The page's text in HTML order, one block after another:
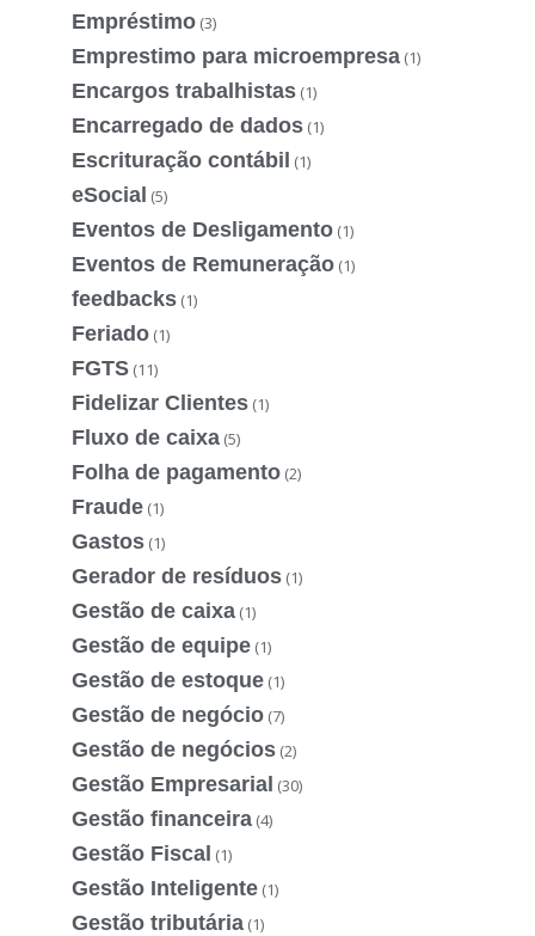
Empréstimo (3)
Emprestimo para microempresa (1)
Encargos trabalhistas (1)
Encarregado de dados (1)
Escrituração contábil (1)
eSocial (5)
Eventos de Desligamento (1)
Eventos de Remuneração (1)
feedbacks (1)
Feriado (1)
FGTS (11)
Fidelizar Clientes (1)
Fluxo de caixa (5)
Folha de pagamento (2)
Fraude (1)
Gastos (1)
Gerador de resíduos (1)
Gestão de caixa (1)
Gestão de equipe (1)
Gestão de estoque (1)
Gestão de negócio (7)
Gestão de negócios (2)
Gestão Empresarial (30)
Gestão financeira (4)
Gestão Fiscal (1)
Gestão Inteligente (1)
Gestão tributária (1)